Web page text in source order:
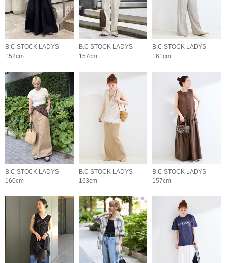
B.C STOCK LADYS
152cm
B.C STOCK LADYS
157cm
B.C STOCK LADYS
161cm
B.C STOCK LADYS
160cm
B.C STOCK LADYS
163cm
B.C STOCK LADYS
157cm